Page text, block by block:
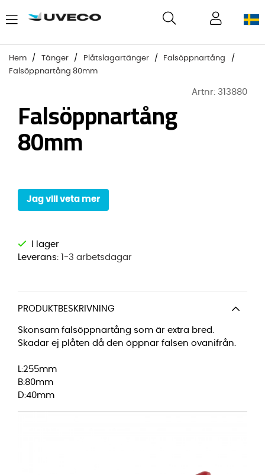
Hem Tänger Plåtslagartänger
Falsöppnartång
Falsöppnartång 80mm
Artnr: 313880
Falsöppnartång
80mm
Jag vill veta mer
Leverans: 1-3 arbetsdagar
PRODUKTBESKRIVNING
Skonsam falsöppnartång som är extra bred.
Skadar ej plåten då den öppnar falsen ovanifrån.
L:255mm
B:80mm
D:40mm